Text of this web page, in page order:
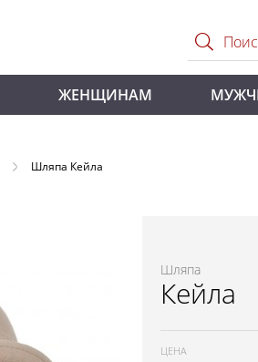
ЖЕНЩИНАМ
Шляпа Кейла
Шляпа
Кейла
ЦЕНА